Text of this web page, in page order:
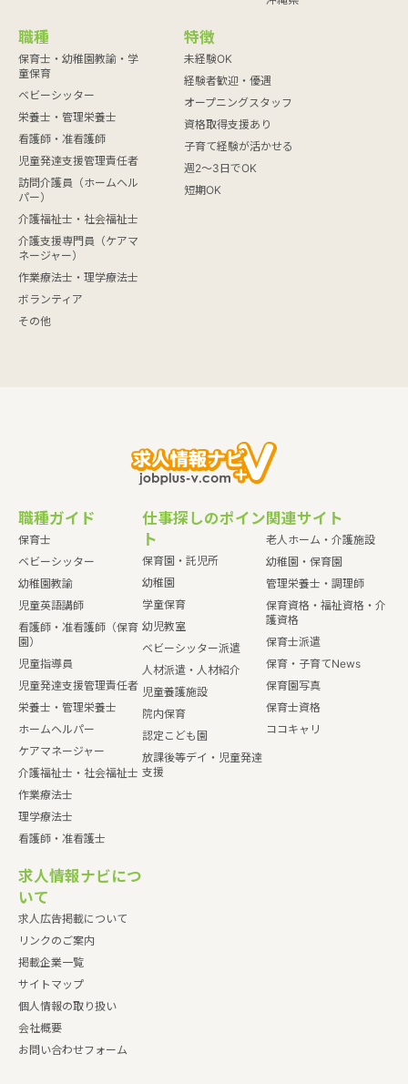
職種
保育士・幼稚園教諭・学
童保育
ベビーシッター
栄養士・管理栄養士
看護師・准看護師
児童発達支援管理責任者
訪問介護員（ホームヘル
パー）
介護福祉士・社会福祉士
介護支援専門員（ケアマ
ネージャー）
作業療法士・理学療法士
ボランティア
その他
特徴
未経験OK
経験者歓迎・優遇
オープニングスタッフ
資格取得支援あり
子育て経験が活かせる
週2～3日でOK
短期OK
職種ガイド
保育士
ベビーシッター
幼稚園教諭
児童英語講師
看護師・准看護師（保育
園）
児童指導員
児童発達支援管理責任者
栄養士・管理栄養士
ホームヘルパー
ケアマネージャー
介護福祉士・社会福祉士
作業療法士
理学療法士
看護師・准看護士
仕事探しのポイン
ト
保育園・託児所
幼稚園
学童保育
幼児教室
ベビーシッター派遣
人材派遣・人材紹介
児童養護施設
院内保育
認定こども園
放課後等デイ・児童発達
支援
関連サイト
老人ホーム・介護施設
幼稚園・保育園
管理栄養士・調理師
保育資格・福祉資格・介
護資格
保育士派遣
保育・子育てNews
保育園写真
保育士資格
ココキャリ
求人情報ナビにつ
いて
求人広告掲載について
リンクのご案内
掲載企業一覧
サイトマップ
個人情報の取り扱い
会社概要
お問い合わせフォーム